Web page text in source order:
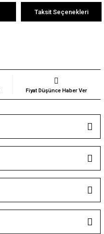
Taksit Seçenekleri
Fiyat Düşünce Haber Ver